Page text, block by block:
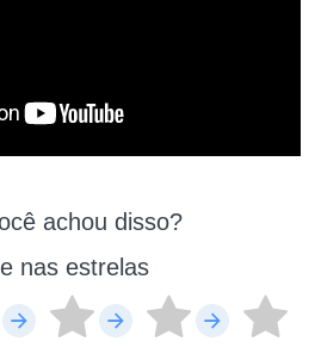
achou disso?
nas estrelas